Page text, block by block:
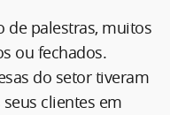
de palestras, muitos
ou fechados.
do setor tiveram
clientes em